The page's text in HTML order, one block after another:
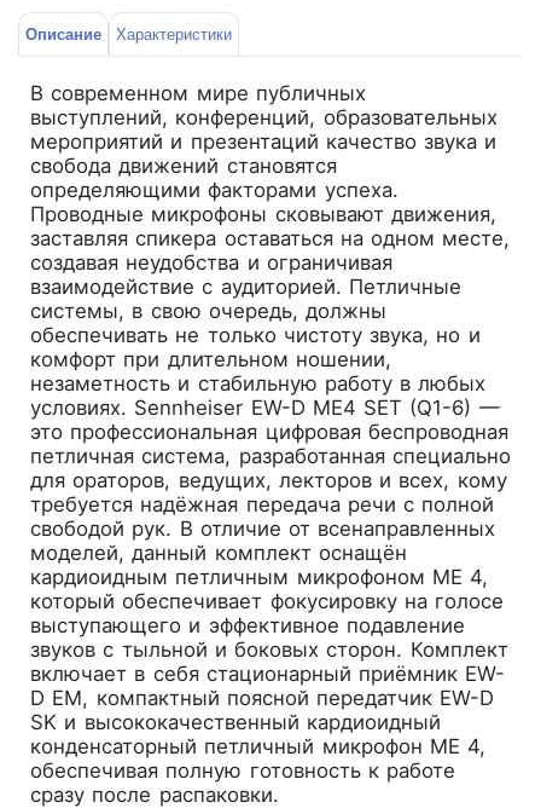
Описание Характеристики
В современном мире публичных
выступлений, конференций, образовательных
мероприятий и презентаций качество звука и
свобода движений становятся
определяющими факторами успеха.
Проводные микрофоны сковывают движения,
заставляя спикера оставаться на одном месте,
создавая неудобства и ограничивая
взаимодействие с аудиторией. Петличные
системы, в свою очередь, должны
обеспечивать не только чистоту звука, но и
комфорт при длительном ношении,
незаметность и стабильную работу в любых
условиях. Sennheiser EW-D ME4 SET (Q1-6) —
это профессиональная цифровая беспроводная
петличная система, разработанная специально
для ораторов, ведущих, лекторов и всех, кому
требуется надёжная передача речи с полной
свободой рук. В отличие от всенаправленных
моделей, данный комплект оснащён
кардиоидным петличным микрофоном ME 4,
который обеспечивает фокусировку на голосе
выступающего и эффективное подавление
звуков с тыльной и боковых сторон. Комплект
включает в себя стационарный приёмник EW-
D EM, компактный поясной передатчик EW-D
SK и высококачественный кардиоидный
конденсаторный петличный микрофон ME 4,
обеспечивая полную готовность к работе
сразу после распаковки.